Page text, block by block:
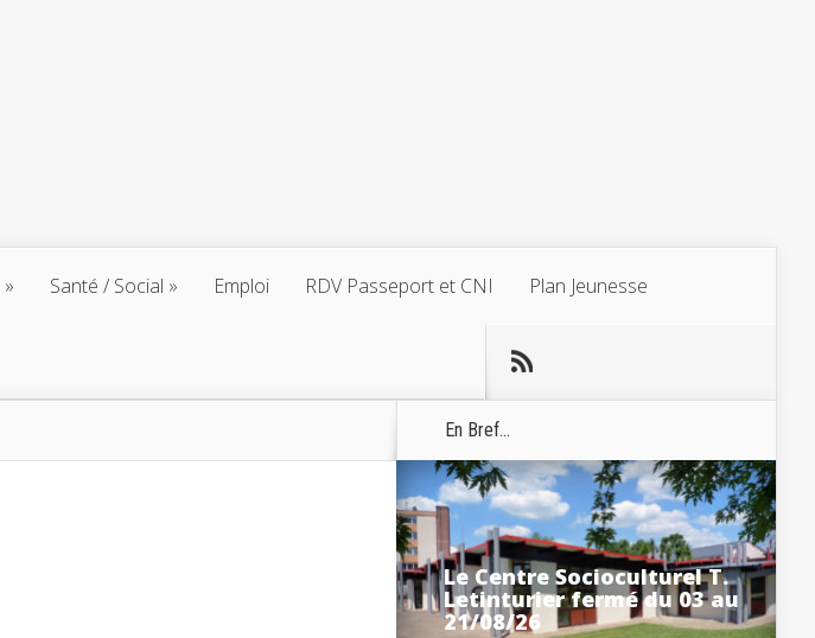
Santé / Social Emploi RDV Passeport et CNI Plan Jeunesse
En Bref...
Le Centre Socioculturel T.
Letinturier fermé du 03 au
21/08/26